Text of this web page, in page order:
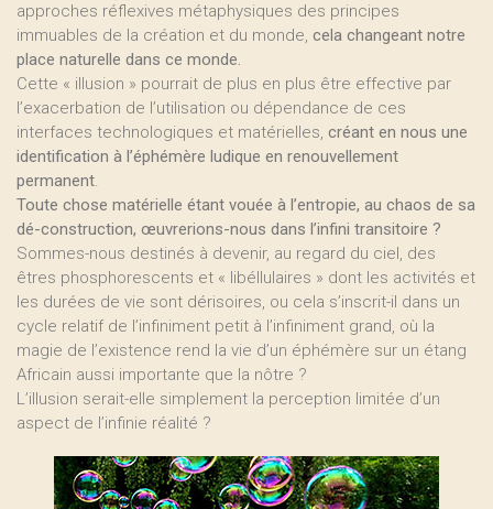
approches réflexives métaphysiques des principes
immuables de la création et du monde, cela changeant notre
place naturelle dans ce monde.
Cette « illusion » pourrait de plus en plus être effective par
l’exacerbation de l’utilisation ou dépendance de ces
interfaces technologiques et matérielles, créant en nous une
identification à l’éphémère ludique en renouvellement
permanent.
Toute chose matérielle étant vouée à l’entropie, au chaos de sa
dé-construction, œuvrerions-nous dans l’infini transitoire ?
Sommes-nous destinés à devenir, au regard du ciel, des
êtres phosphorescents et « libéllulaires » dont les activités et
les durées de vie sont dérisoires, ou cela s’inscrit-il dans un
cycle relatif de l’infiniment petit à l’infiniment grand, où la
magie de l’existence rend la vie d’un éphémère sur un étang
Africain aussi importante que la nôtre ?
L’illusion serait-elle simplement la perception limitée d’un
aspect de l’infinie réalité ?